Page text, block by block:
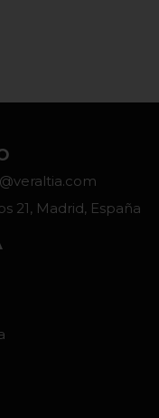
21, Madrid, España